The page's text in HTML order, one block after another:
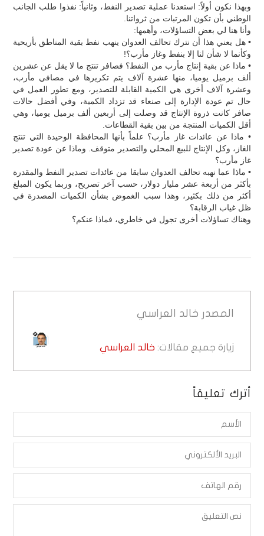
وبهذا نكون أولاً: استعدنا عملية تصدير النفط، وثانياً: نفذوا طلب الجانب
الوطني بأن تكون المرتبات من ثرواتنا.
وأنا هنا لي بعض التساؤلات، وأهمها:
• هل يعني هذا أن نترك تحالف العدوان ينهب نفط بقية المناطق بأريحية
وكأنما لا شأن لنا إلا بنفط وغاز مأرب؟!
• ماذا عن بقية إنتاج مأرب من النفط؟ فصافر تنتج ما لا يقل عن عشرين
ألف برميل يوميا، منها عشرة آلاف يتم تكريرها في مصافي مأرب،
وعشرة آلاف أخرى هي الكمية القابلة للتصدير، ومع تطور العمل في
حال تم عودة الإدارة إلى صنعاء قد تزداد الكمية، وفي أفضل حالات
صافر كانت ذروة الإنتاج قد وصلت إلى أربعين ألف برميل يوميا، وهي
أقل الكميات المنتجة من بين بقية القطاعات.
• ماذا عن عائدات غاز مأرب؟ علماً بأنها المحافظة الوحيدة التي تنتج
الغاز، وكل الإنتاج للبيع المحلي والتصدير متوقف. وماذا عن عودة تصدير
غاز مأرب؟
• ماذا عما نهبه تحالف العدوان سابقا من عائدات تصدير النفط والمقدرة
بأكثر من أربعة عشر مليار دولار، حسب آخر تصريح، وربما يكون المبلغ
أكثر من ذلك بكثير، وهذا سبب الغموض بشأن الكميات المصدرة في
ظل غياب الرقابة؟
وهناك تساؤلات أخرى تجول في خاطري، فماذا عنكم؟
المصدر خالد العراسي
زيارة جميع مقالات: خالد العراسي
أترك تعليقاً